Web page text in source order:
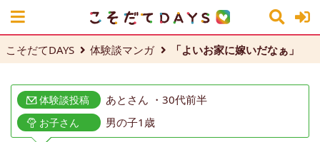
こそだてDAYS 体験談マンガ 「よいお家に嫁いだなぁ」
体験談投稿 あとさん ・30代前半
お子さん 男の子1歳